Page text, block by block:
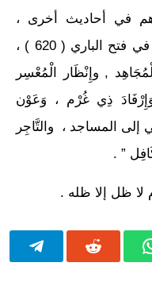
في أحاديث أخرى ،
نظمهم ابن حجر رحمه الله تعالى في فتح الباري ( 620 ) ،
, وإِنْظَار الْمُعْسِر
ذِي غُرْم ، وَعَوْن
المساجد ، والتَّاجِر
” .
لا ظل إلا ظله .